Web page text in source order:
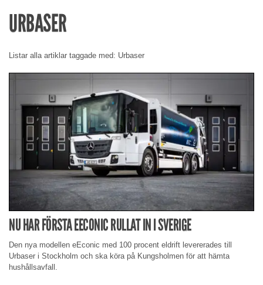
URBASER
Listar alla artiklar taggade med: Urbaser
NU HAR FÖRSTA EECONIC RULLAT IN I SVERIGE
Den nya modellen eEconic med 100 procent eldrift levererades till
Urbaser i Stockholm och ska köra på Kungsholmen för att hämta
hushållsavfall.